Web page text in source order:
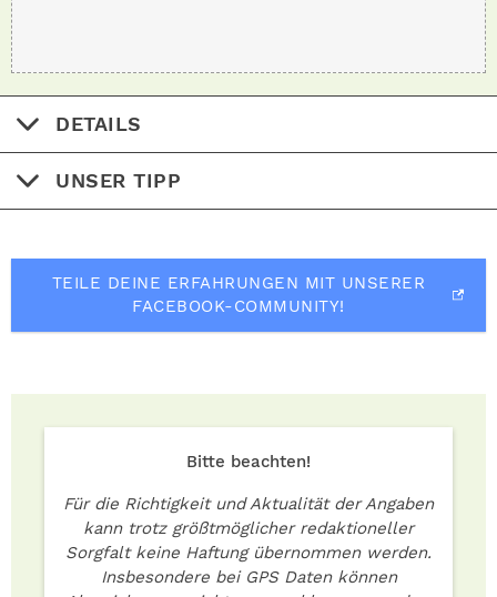
DETAILS
UNSER TIPP
TEILE DEINE ERFAHRUNGEN MIT UNSERER
FACEBOOK-COMMUNITY!
Bitte beachten!
Für die Richtigkeit und Aktualität der Angaben
kann trotz größtmöglicher redaktioneller
Sorgfalt keine Haftung übernommen werden.
Insbesondere bei GPS Daten können